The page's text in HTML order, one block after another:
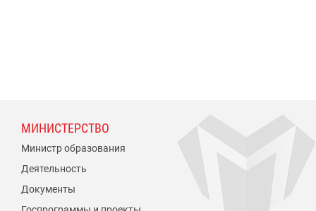
МИНИСТЕРСТВО
Министр образования
Деятельность
Документы